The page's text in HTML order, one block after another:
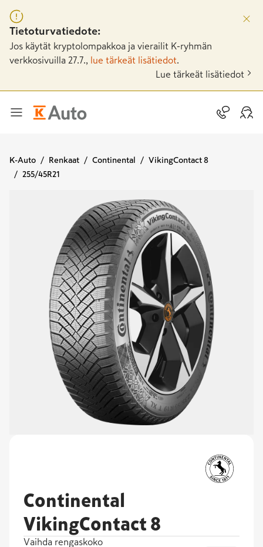
Tietoturvatiedote:
Jos käytät kryptolompakkoa ja vierailit K-ryhmän
verkkosivuilla 27.7.,
lue tärkeät lisätiedot
Lue tärkeät lisätiedot
K-Auto Renkaat Continental
VikingContact 8
255/45R21
Continental
VikingContact 8
Vaihda rengaskoko